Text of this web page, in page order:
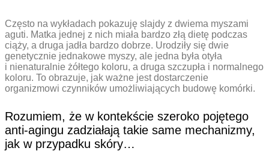
Często na wykładach pokazuję slajdy z dwiema myszami
aguti. Matka jednej z nich miała bardzo złą dietę podczas
ciąży, a druga jadła bardzo dobrze. Urodziły się dwie
genetycznie jednakowe myszy, ale jedna była otyła
i nienaturalnie żółtego koloru, a druga szczupła i normalnego
koloru. To obrazuje, jak ważne jest dostarczenie
organizmowi czynników umożliwiających budowę komórki.
Rozumiem, że w kontekście szeroko pojętego
anti-agingu zadziałają takie same mechanizmy,
jak w przypadku skóry…